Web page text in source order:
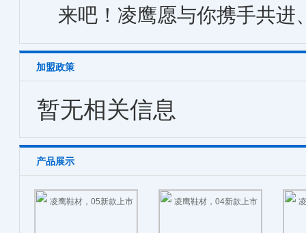
来吧！凌鹰愿与你携手共进
加盟政策
暂无相关信息
产品展示